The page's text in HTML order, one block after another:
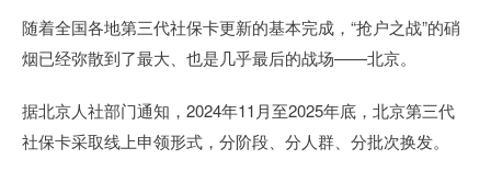
随着全国各地第三代社保卡更新的基本完成，“抢户之战”的硝
烟已经弥散到了最大、也是几乎最后的战场——北京。
据北京人社部门通知，2024年11月至2025年底，北京第三代
社保卡采取线上申领形式，分阶段、分人群、分批次换发。